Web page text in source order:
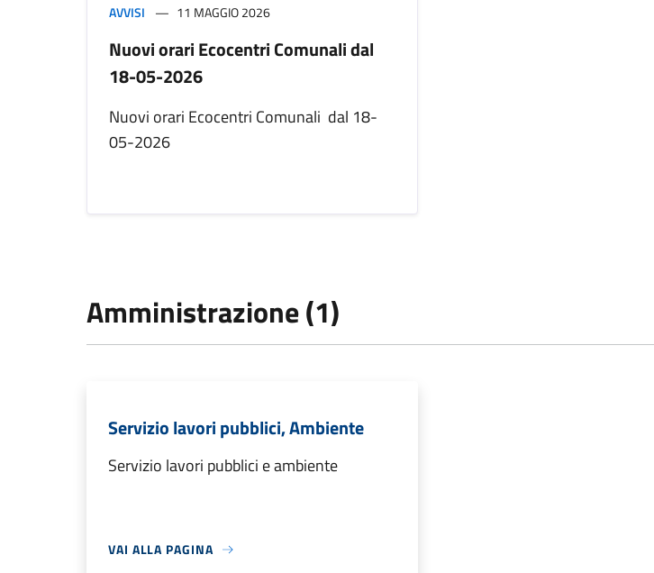
AVVISI 11 MAGGIO 2026
Nuovi orari Ecocentri Comunali dal
18-05-2026
Nuovi orari Ecocentri Comunali dal 18-
05-2026
Amministrazione (1)
Servizio lavori pubblici, Ambiente
Servizio lavori pubblici e ambiente
VAI ALLA PAGINA